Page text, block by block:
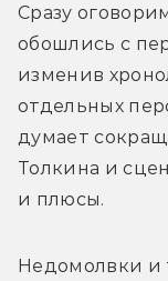
Сразу
обошлись с
изменив
отдельных
думает
Толкина и
и плюсы.
Недомолвки и